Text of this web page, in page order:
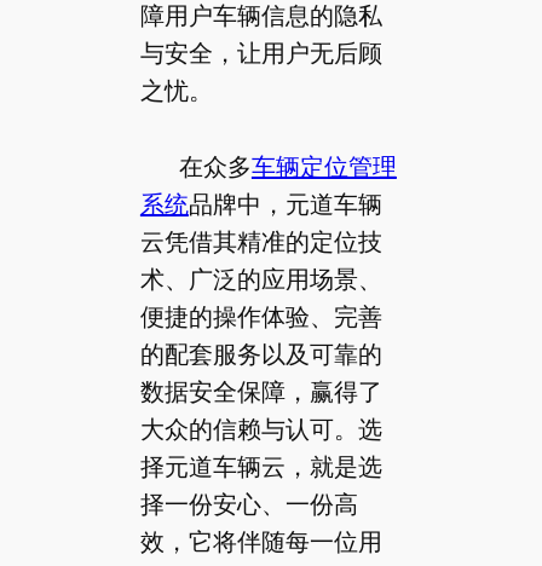
障用户车辆信息的隐私
与安全，让用户无后顾
之忧。
在众多车辆定位管理
系统品牌中，元道车辆
云凭借其精准的定位技
术、广泛的应用场景、
便捷的操作体验、完善
的配套服务以及可靠的
数据安全保障，赢得了
大众的信赖与认可。选
择元道车辆云，就是选
择一份安心、一份高
效，它将伴随每一位用